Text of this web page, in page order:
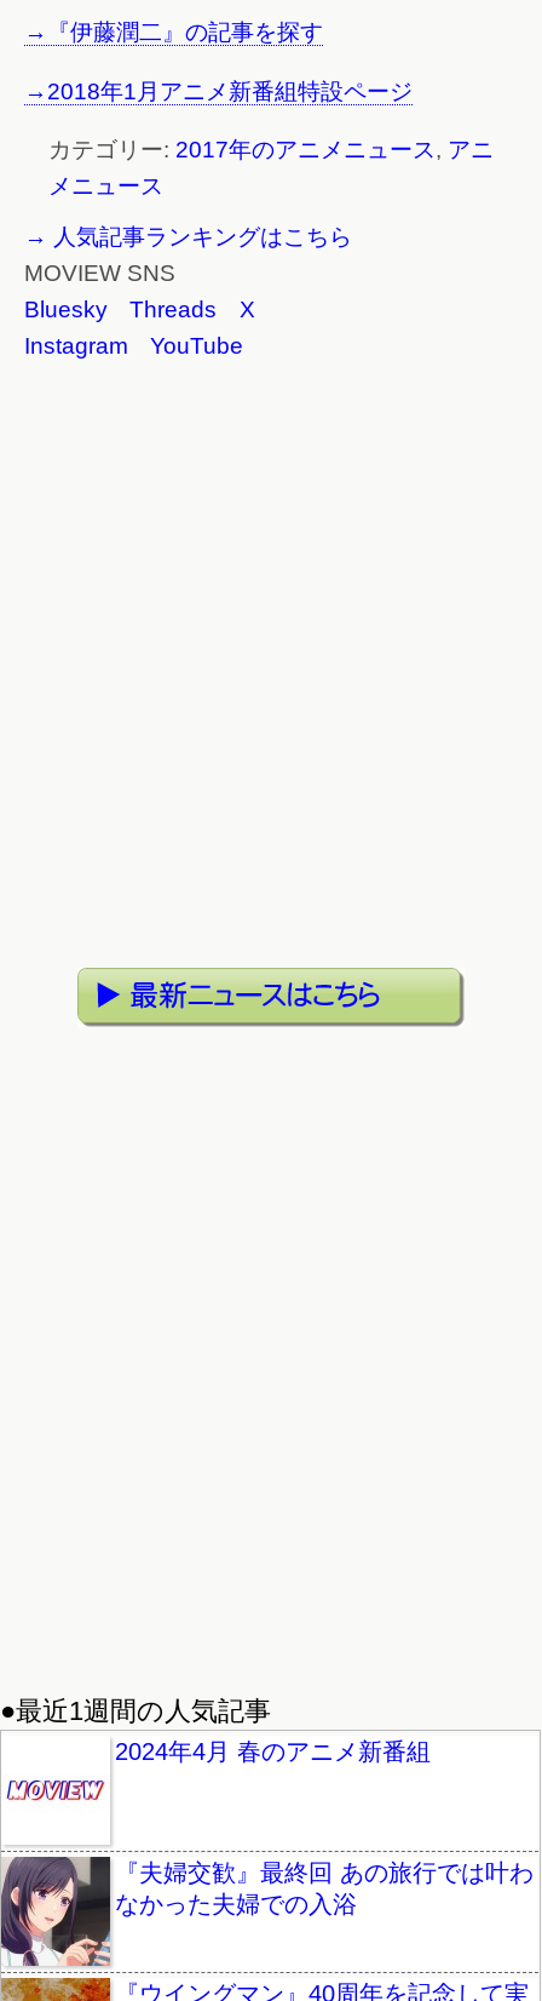
→『伊藤潤二』の記事を探す
→2018年1月アニメ新番組特設ページ
カテゴリー: 2017年のアニメニュース, アニ
メニュース
→ 人気記事ランキングはこちら
MOVIEW SNS
Bluesky
Threads
X
Instagram
YouTube
●最近1週間の人気記事
2024年4月 春のアニメ新番組
『夫婦交歓』最終回 あの旅行では叶わ
なかった夫婦での入浴
『ウイングマン』40周年を記念して実